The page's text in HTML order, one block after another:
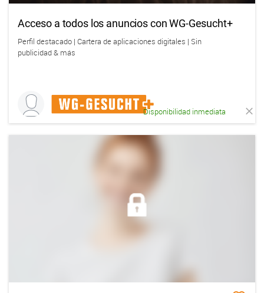
Acceso a todos los anuncios con WG-Gesucht+
Perfil destacado | Cartera de aplicaciones digitales | Sin
publicidad & más
Disponibilidad inmediata